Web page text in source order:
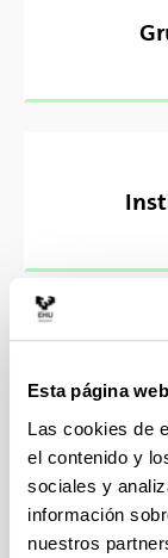
Esta página
Las cookies de
el contenido y
sociales y
información
nuestros